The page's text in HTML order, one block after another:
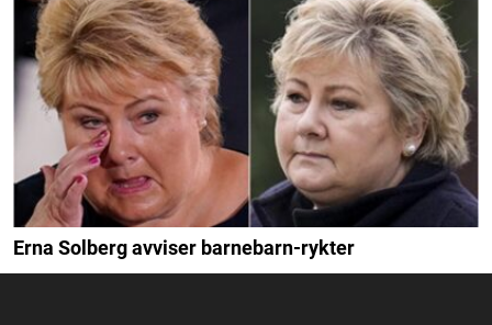
Erna Solberg avviser barnebarn-rykter